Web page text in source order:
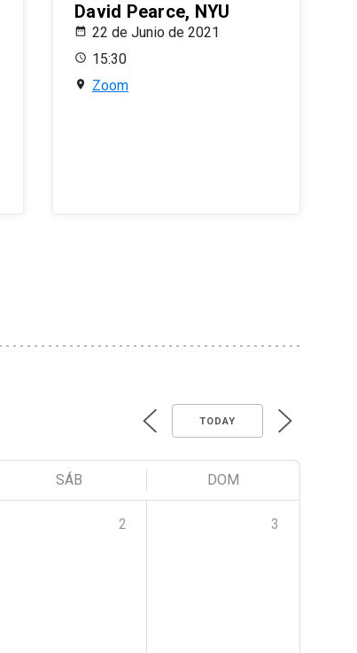
David Pearce, NYU
22 de Junio de 2021
15:30
Zoom
TODAY
SÁB DOM
2 3